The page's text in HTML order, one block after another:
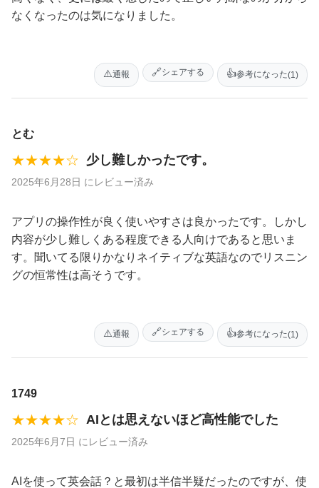
なくなったのは気になりました。
👍参考になった(1)
🔗シェアする
⚠️通報
とむ
★★★★☆ 少し難しかったです。
2025年6月28日 にレビュー済み
アプリの操作性が良く使いやすさは良かったです。しかし
内容が少し難しくある程度できる人向けであると思いま
す。聞いてる限りかなりネイティブな英語なのでリスニン
グの恒常性は高そうです。
👍参考になった(1)
🔗シェアする
⚠️通報
1749
★★★★☆ AIとは思えないほど高性能でした
2025年6月7日 にレビュー済み
AIを使って英会話？と最初は半信半疑だったのですが、使